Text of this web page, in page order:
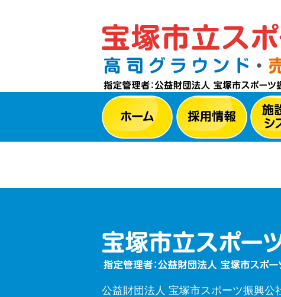
公益財団法人 宝塚市スポーツ振興公